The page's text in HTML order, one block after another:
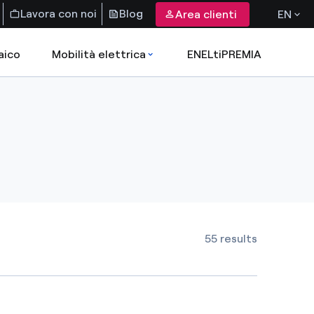
Lavora con noi Blog Area clienti EN
Mobilità elettrica ENELtiPREMIA
55 results